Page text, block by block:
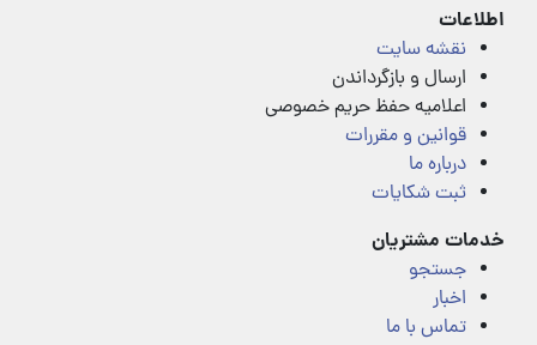
اطلاعات
نقشه سایت
ارسال و بازگرداندن
اعلامیه حفظ حریم خصوصی
قوانین و مقررات
درباره ما
ثبت شکایات
خدمات مشتریان
جستجو
اخبار
تماس با ما